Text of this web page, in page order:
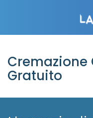
Cremazione
Gratuito